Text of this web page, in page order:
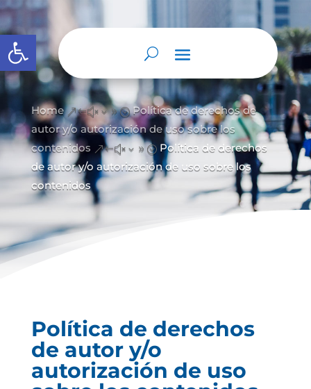
Abrir barra de herramientas
Home &#x39; Política de derechos de
autor y/o autorización de uso sobre los
contenidos &#x39; Política de derechos
de autor y/o autorización de uso sobre los
contenidos
Política de derechos
de autor y/o
autorización de uso